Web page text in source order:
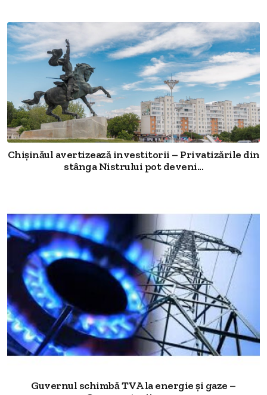
Chișinăul avertizează investitorii – Privatizările din
stânga Nistrului pot deveni...
Guvernul schimbă TVA la energie și gaze –